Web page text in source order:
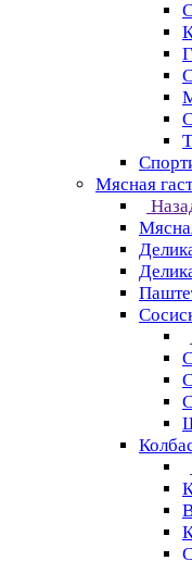
Мясная